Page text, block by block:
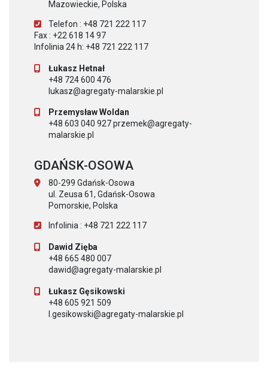
Mazowieckie, Polska
Telefon : +48 721 222 117
Fax : +22 618 14 97
Infolinia 24 h: +48 721 222 117
Łukasz Hetnał
+48 724 600 476
lukasz@agregaty-malarskie.pl
Przemysław Woldan
+48 603 040 927 przemek@agregaty-
malarskie.pl
GDAŃSK-OSOWA
80-299 Gdańsk-Osowa
ul. Zeusa 61, Gdańsk-Osowa
Pomorskie, Polska
Infolinia : +48 721 222 117
Dawid Zięba
+48 665 480 007
dawid@agregaty-malarskie.pl
Łukasz Gęsikowski
+48 605 921 509
l.gesikowski@agregaty-malarskie.pl